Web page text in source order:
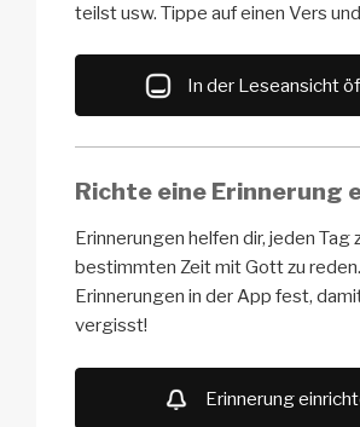
teilst usw. Tippe auf einen Vers
In der Leseansicht
Richte eine Erinnerung
Erinnerungen helfen dir, jeden Tag
bestimmten Zeit mit Gott zu
Erinnerungen in der App fest,
vergisst!
Erinnerung